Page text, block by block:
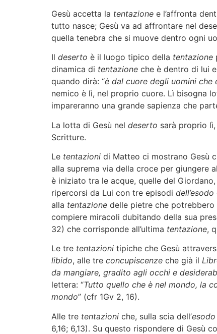
Gesù accetta la tentazione e l’affronta
tutto nasce; Gesù va ad affrontare nel
quella tenebra che si muove dentro ogni
Il deserto è il luogo tipico della tentazione
dinamica di tentazione che è dentro di lui
quando dirà: “è dal cuore degli uomini
nemico è lì, nel proprio cuore. Lì bisogna
impareranno una grande sapienza che
La lotta di Gesù nel deserto sarà proprio
Scritture.
Le tentazioni di Matteo ci mostrano Gesù
alla suprema via della croce per giungere
è iniziato tra le acque, quelle del
ripercorsi da Lui con tre episodi dell’esodo
alla tentazione delle pietre che potrebbero
compiere miracoli dubitando della sua
32) che corrisponde all’ultima tentazione,
Le tre tentazioni tipiche che Gesù
libido, alle tre concupiscenze che già il
da mangiare, gradito agli occhi e
lettera: “Tutto quello che è nel mondo, la
mondo” (cfr 1Gv 2, 16).
Alle tre tentazioni che, sulla scia dell’esodo
6,16; 6,13). Su questo rispondere di Gesù